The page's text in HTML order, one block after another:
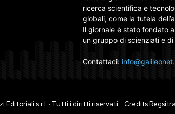
ricerca scientifica e
globali, come la tutela
Il giornale è stato fondato
un gruppo di scienziati e
Contattaci:
Editoriali s.r.l. · Tutti i diritti riservati. · Credits